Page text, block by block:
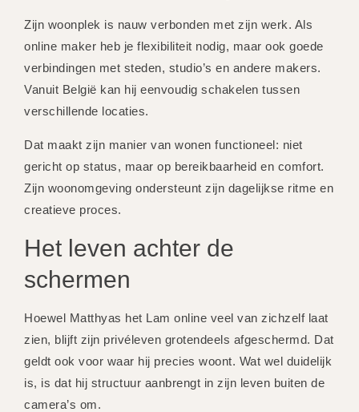
Zijn woonplek is nauw verbonden met zijn werk. Als
online maker heb je flexibiliteit nodig, maar ook goede
verbindingen met steden, studio’s en andere makers.
Vanuit België kan hij eenvoudig schakelen tussen
verschillende locaties.
Dat maakt zijn manier van wonen functioneel: niet
gericht op status, maar op bereikbaarheid en comfort.
Zijn woonomgeving ondersteunt zijn dagelijkse ritme en
creatieve proces.
Het leven achter de
schermen
Hoewel Matthyas het Lam online veel van zichzelf laat
zien, blijft zijn privéleven grotendeels afgeschermd. Dat
geldt ook voor waar hij precies woont. Wat wel duidelijk
is, is dat hij structuur aanbrengt in zijn leven buiten de
camera’s om.